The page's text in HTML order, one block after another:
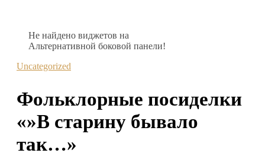
Не найдено виджетов на
Альтернативной боковой панели!
Uncategorized
Фольклорные посиделки
«»В старину бывало
так…»